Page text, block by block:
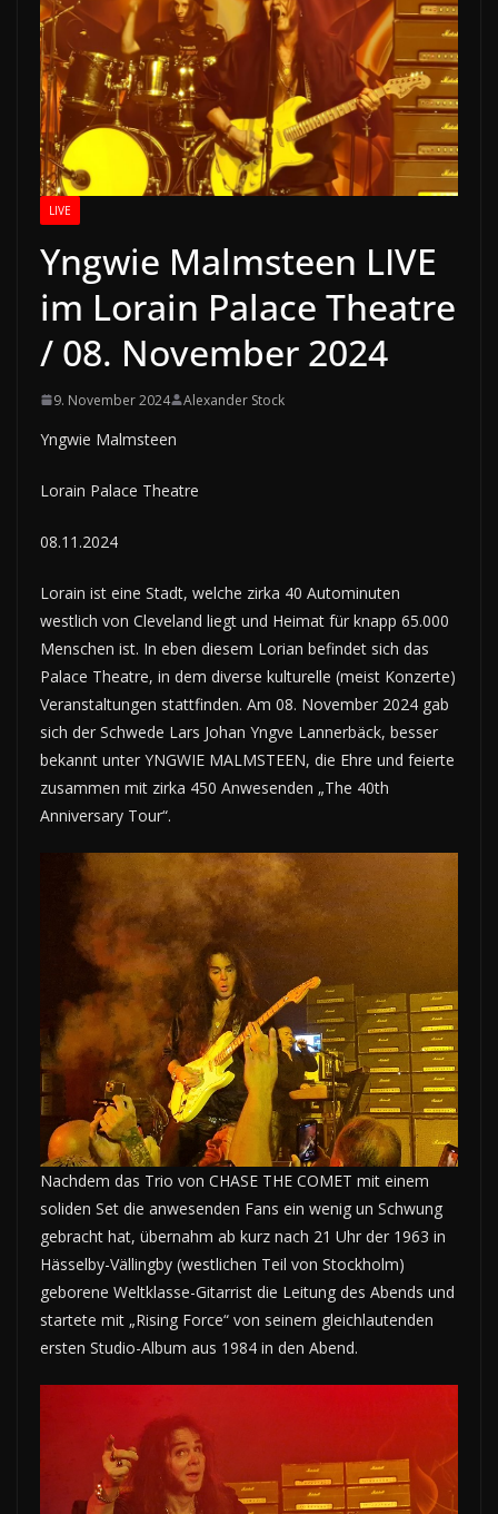
LIVE
Yngwie Malmsteen LIVE
im Lorain Palace Theatre
/ 08. November 2024
9. November 2024 Alexander Stock
Yngwie Malmsteen
Lorain Palace Theatre
08.11.2024
Lorain ist eine Stadt, welche zirka 40 Autominuten
westlich von Cleveland liegt und Heimat für knapp 65.000
Menschen ist. In eben diesem Lorian befindet sich das
Palace Theatre, in dem diverse kulturelle (meist Konzerte)
Veranstaltungen stattfinden. Am 08. November 2024 gab
sich der Schwede Lars Johan Yngve Lannerbäck, besser
bekannt unter YNGWIE MALMSTEEN, die Ehre und feierte
zusammen mit zirka 450 Anwesenden „The 40th
Anniversary Tour“.
Nachdem das Trio von CHASE THE COMET mit einem
soliden Set die anwesenden Fans ein wenig un Schwung
gebracht hat, übernahm ab kurz nach 21 Uhr der 1963 in
Hässelby-Vällingby (westlichen Teil von Stockholm)
geborene Weltklasse-Gitarrist die Leitung des Abends und
startete mit „Rising Force“ von seinem gleichlautenden
ersten Studio-Album aus 1984 in den Abend.